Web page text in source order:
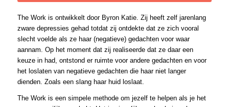
The Work is ontwikkelt door Byron Katie. Zij heeft zelf jarenlang
zware depressies gehad totdat zij ontdekte dat ze zich vooral
slecht voelde als ze haar (negatieve) gedachten voor waar
aannam. Op het moment dat zij realiseerde dat ze daar een
keuze in had, ontstond er ruimte voor andere gedachten en voor
het loslaten van negatieve gedachten die haar niet langer
dienden. Zoals een slang haar huid loslaat.
The Work is een simpele methode om jezelf te helpen als je het